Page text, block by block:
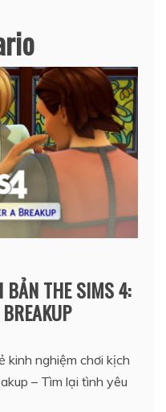
BẢN THE SIMS 4:
kinh nghiệm chơi kịch
– Tìm lại tình yêu